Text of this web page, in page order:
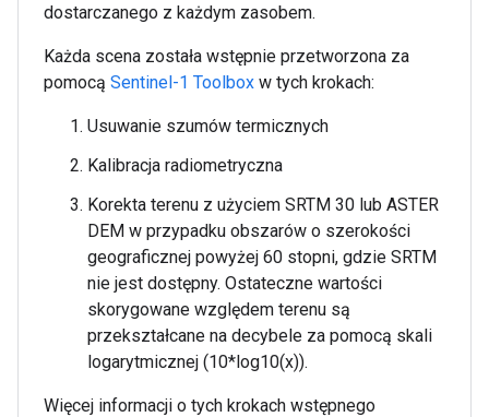
dostarczanego z każdym zasobem.
Każda scena została wstępnie przetworzona za
pomocą Sentinel-1 Toolbox w tych krokach:
Usuwanie szumów termicznych
Kalibracja radiometryczna
Korekta terenu z użyciem SRTM 30 lub ASTER
DEM w przypadku obszarów o szerokości
geograficznej powyżej 60 stopni, gdzie SRTM
nie jest dostępny. Ostateczne wartości
skorygowane względem terenu są
przekształcane na decybele za pomocą skali
logarytmicznej (10*log10(x)).
Więcej informacji o tych krokach wstępnego